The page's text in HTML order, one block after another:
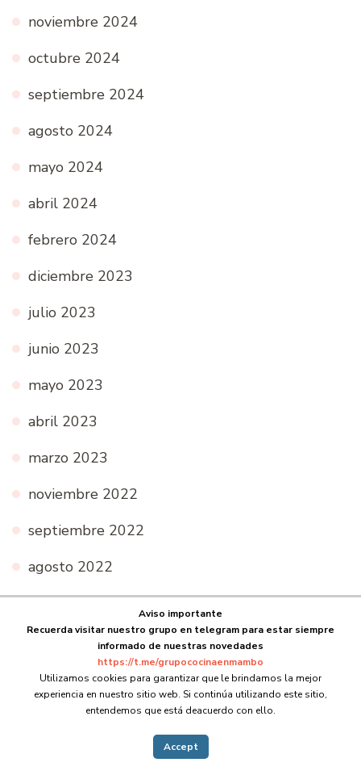
noviembre 2024
octubre 2024
septiembre 2024
agosto 2024
mayo 2024
abril 2024
febrero 2024
diciembre 2023
julio 2023
junio 2023
mayo 2023
abril 2023
marzo 2023
noviembre 2022
septiembre 2022
agosto 2022
julio 2022
junio 2022
mayo 2022
abril 2022
Aviso importante
Recuerda visitar nuestro grupo en telegram para estar siempre
informado de nuestras novedades
https://t.me/grupococinaenmambo
Utilizamos cookies para garantizar que le brindamos la mejor
experiencia en nuestro sitio web. Si continúa utilizando este sitio,
entendemos que está deacuerdo con ello.
Accept